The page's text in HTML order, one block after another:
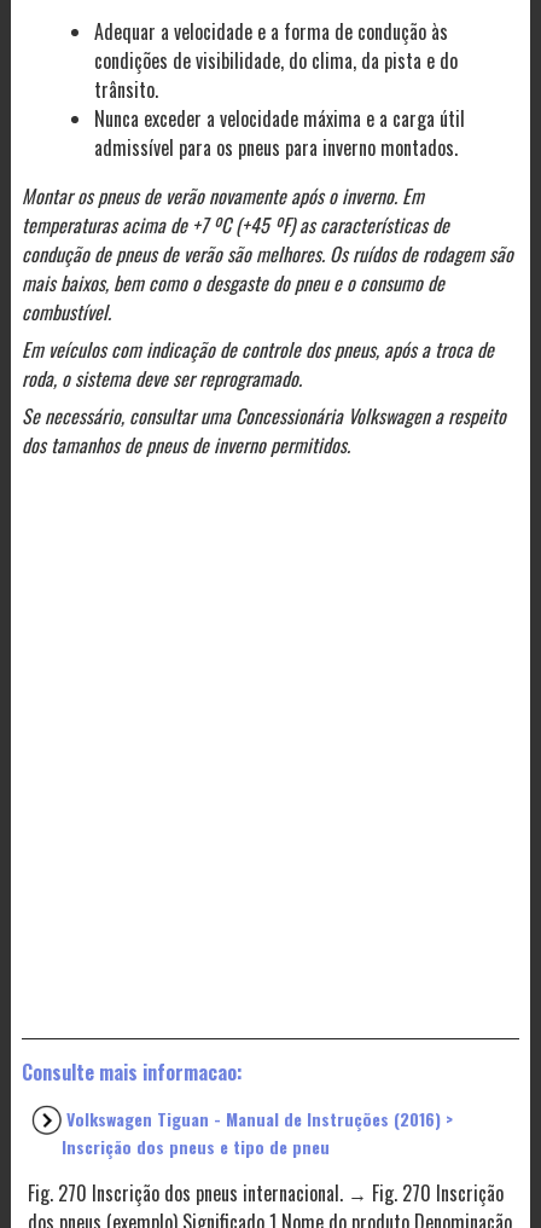
Adequar a velocidade e a forma de condução às
condições de visibilidade, do clima, da pista e do
trânsito.
Nunca exceder a velocidade máxima e a carga útil
admissível para os pneus para inverno montados.
Montar os pneus de verão novamente após o inverno. Em
temperaturas acima de +7 ºC (+45 ºF) as características de
condução de pneus de verão são melhores. Os ruídos de rodagem são
mais baixos, bem como o desgaste do pneu e o consumo de
combustível.
Em veículos com indicação de controle dos pneus, após a troca de
roda, o sistema deve ser reprogramado.
Se necessário, consultar uma Concessionária Volkswagen a respeito
dos tamanhos de pneus de inverno permitidos.
Consulte mais informacao:
Volkswagen Tiguan - Manual de Instruções (2016) >
Inscrição dos pneus e tipo de pneu
Fig. 270 Inscrição dos pneus internacional. → Fig. 270 Inscrição